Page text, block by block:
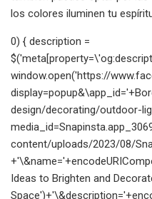
los colores iluminen tu
0) { description =
window.open('https://
design/decorating/outdoor-
content/uploads/2023/08/
Ideas to Brighten and